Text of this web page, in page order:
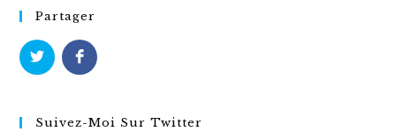
Partager
Suivez-Moi Sur Twitter